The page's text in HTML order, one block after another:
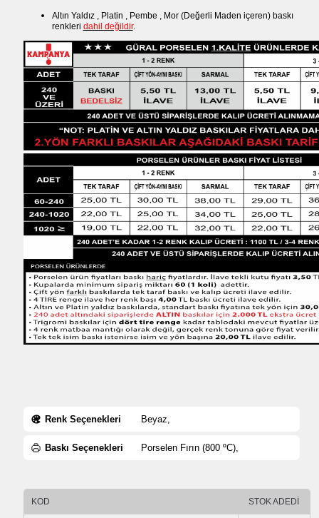
Altın Yaldız , Platin , Pembe , Mor (Değerli Maden içeren) baskı
renkleri dahil değildir.
Renk Seçenekleri Beyaz,
Baskı Seçenekleri Porselen Fırın (800 ºC),
KOD STOK ADEDİ